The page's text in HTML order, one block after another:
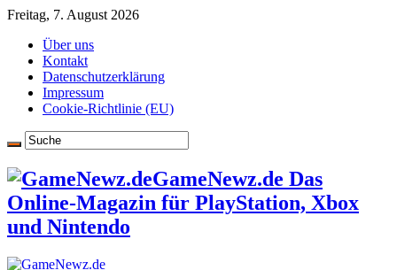
Freitag, 7. August 2026
Über uns
Kontakt
Datenschutzerklärung
Impressum
Cookie-Richtlinie (EU)
GameNewz.de Das
Online-Magazin für PlayStation, Xbox
und Nintendo